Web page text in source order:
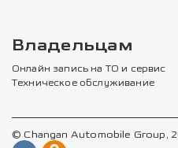
Владельцам
Онлайн запись на ТО и сервис
Техническое обслуживание
© Changan Automobile Group,